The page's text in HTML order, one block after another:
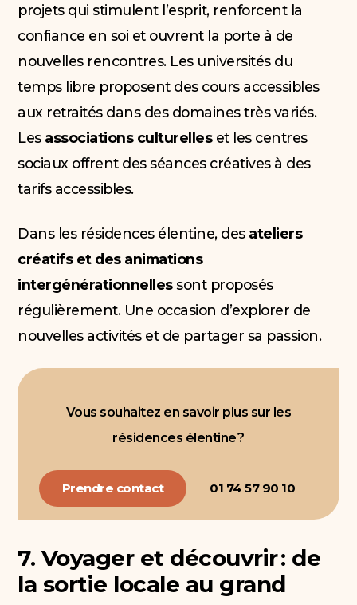
projets qui stimulent l’esprit, renforcent la
confiance en soi et ouvrent la porte à de
nouvelles rencontres. Les universités du
temps libre proposent des cours accessibles
aux retraités dans des domaines très variés.
Les associations culturelleset les centres
sociaux offrent des séances créatives à des
tarifs accessibles.
Dans les résidences élentine, des ateliers
créatifs et des animations
intergénérationnellessont proposés
régulièrement. Une occasion d’explorer de
nouvelles activités et de partager sa passion.
Vous souhaitez en savoir plus sur les
résidences élentine ?
Prendre contact 01 74 57 90 10
7. Voyager et découvrir : de
la sortie locale au grand